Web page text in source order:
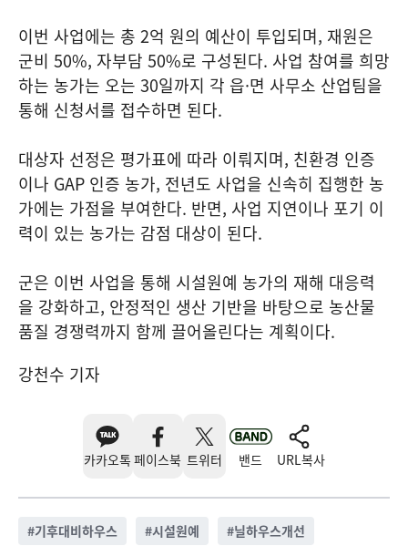
이번 사업에는 총 2억 원의 예산이 투입되며, 재원은
군비 50%, 자부담 50%로 구성된다. 사업 참여를 희망
하는 농가는 오는 30일까지 각 읍·면 사무소 산업팀을
통해 신청서를 접수하면 된다.
대상자 선정은 평가표에 따라 이뤄지며, 친환경 인증
이나 GAP 인증 농가, 전년도 사업을 신속히 집행한 농
가에는 가점을 부여한다. 반면, 사업 지연이나 포기 이
력이 있는 농가는 감점 대상이 된다.
군은 이번 사업을 통해 시설원예 농가의 재해 대응력
을 강화하고, 안정적인 생산 기반을 바탕으로 농산물
품질 경쟁력까지 함께 끌어올린다는 계획이다.
강천수 기자
카카오톡 페이스북 트위터 밴드 URL복사
#기후대비하우스 #시설원예 #닐하우스개선